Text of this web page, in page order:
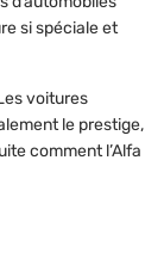
si spéciale et
voitures
le prestige,
comment l’Alfa